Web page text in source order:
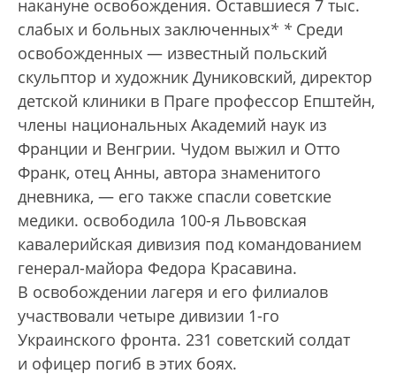
накануне освобождения. Оставшиеся 7 тыс.
слабых и больных заключенных* * Среди
освобожденных — известный польский
скульптор и художник Дуниковский, директор
детской клиники в Праге профессор Епштейн,
члены национальных Академий наук из
Франции и Венгрии. Чудом выжил и Отто
Франк, отец Анны, автора знаменитого
дневника, — его также спасли советские
медики. освободила 100-я Львовская
кавалерийская дивизия под командованием
генерал-майора Федора Красавина.
В освобождении лагеря и его филиалов
участвовали четыре дивизии 1-го
Украинского фронта. 231 советский солдат
и офицер погиб в этих боях.